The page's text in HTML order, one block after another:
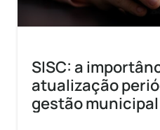
SISC: a
atualização
gestão municipal